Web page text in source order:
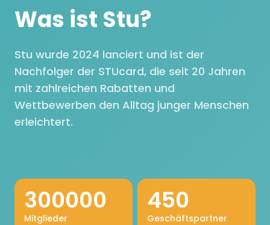
Was ist Stu?
Stu wurde 2024 lanciert und ist der
Nachfolger der STUcard, die seit 20 Jahren
mit zahlreichen Rabatten und
Wettbewerben den Alltag junger Menschen
erleichtert.
300000
Mitglieder
450
Geschäftspartner